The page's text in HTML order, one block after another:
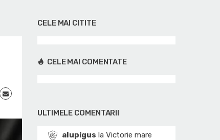
CELE MAI CITITE
CELE MAI COMENTATE
ULTIMELE COMENTARII
alupigus la Victorie mare